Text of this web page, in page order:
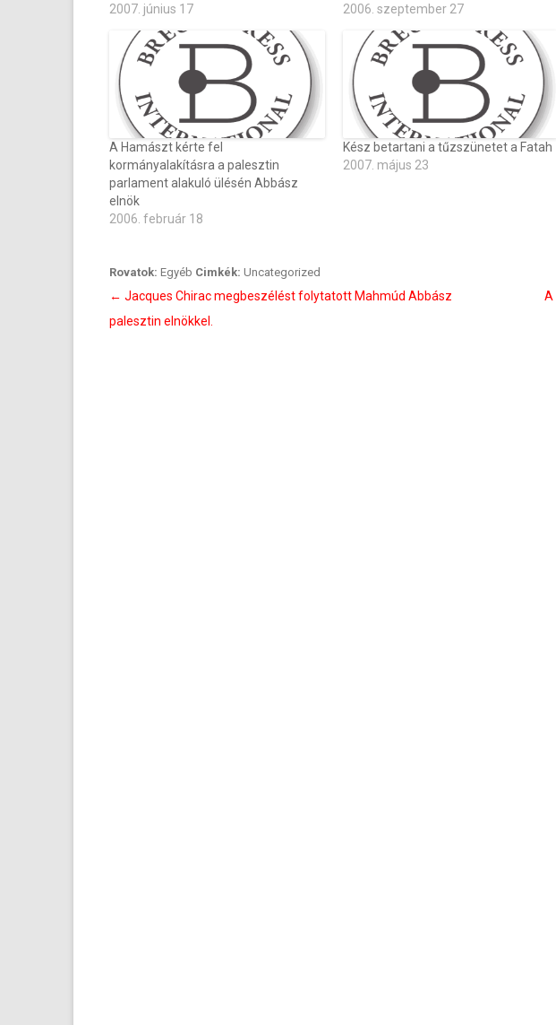
2007. június 17
2006. szeptember 27
A Hamászt kérte fel
kormányalakításra a palesztin
parlament alakuló ülésén Abbász
elnök
2006. február 18
Kész betartani a tűzszünetet a Fatah
2007. május 23
Rovatok: Egyéb Cimkék: Uncategorized
Bejegyzés
navigáció
← Jacques Chirac megbeszélést folytatott Mahmúd Abbász
palesztin elnökkel.
A